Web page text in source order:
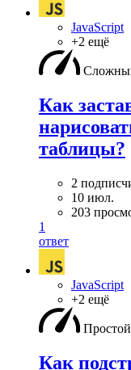
JavaScript
+2 ещё
Как
таблицы?
2
10 июл.
203
1
ответ
JavaScript
+2 ещё
Простой
Как